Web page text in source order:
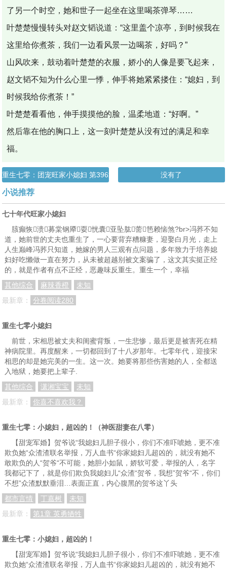
了另一个时空，她和世子一起坐在这里喝茶弹琴……
叶楚楚慢慢转头对赵文韬说道：“这里盖个凉亭，到时候我在
这里给你煮茶，我们一边看风景一边喝茶，好吗？”
山风吹来，鼓动着叶楚楚的衣服，娇小的人像是要飞起来，
赵文韬不知为什么心里一悸，伸手将她紧紧搂住：“媳妇，到
时候我给你煮茶！”
叶楚楚看看他，伸手摸摸他的脸，温柔地道：“好啊。”
然后靠在他的胸口上，这一刻叶楚楚从没有过的满足和幸
福。
重生七零：团宠旺家小媳妇 第396章 衣锦还乡 没有了
小说推荐
七十年代旺家小媳妇
胲癫恢溃募棠钢厣耍恍囊亚坠肱薷笆赖恼煞?br>冯荞不知
道，她前世的丈夫也重生了，一心要背弃糟糠妻，迎娶白月光，走上
人生巅峰冯荞只知道，她嫁的男人三观有点问题，多年致力于培养媳
妇好吃懒做一直在努力，从未被超越别被文案骗了，这文其实挺正经
的，就是作者有点不正经，恶趣味反重生。重生一个，幸福
其他综合
麻辣香橙
未知
最新章：
分卷阅读280
重生七零小媳妇
前世，宋相思被丈夫和闺蜜背叛，一生悲惨，最后更是被害死在精
神病院里。再度醒来，一切都回到了十八岁那年。七零年代，迎接宋
相思的却是她完美的一生。这一次。她要将那些伤害她的人，全都送
入地狱，她要把上辈子.
其他综合
潇湘宝宝
未知
最新章：
你喜不喜欢我？
重生七零：小媳妇，超凶的！（神医甜妻在八零）
【甜宠军婚】贺爷说“我媳妇儿胆子很小，你们不准吓唬她，更不准
欺负她“众渣渣联名举报，万人血书“你家媳妇儿超凶的，就没有她不
敢欺负的人“贺爷“不可能，她胆小如鼠，娇软可爱，举报的人，名字
我都记下了，就是你们欺负我媳妇儿“众渣“贺爷，我想”贺爷“不，你们
不想”众渣默默垂泪…表面正直，内心腹黑的贺爷这丫头
都市言情
丁嘉树
未知
最新章：
第1章 英勇牺牲
重生七零：小媳妇，超凶的！
【甜宠军婚】贺爷说“我媳妇儿胆子很小，你们不准吓唬她，更不准
欺负她“众渣渣联名举报，万人血书“你家媳妇儿超凶的，就没有她不